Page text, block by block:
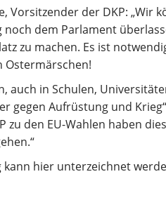
Vorsitzender der DKP: „Wir
dem Parlament
zu machen. Es ist
Ostermärschen!
auch in Schulen,
gegen Aufrüstung und
zu den EU-Wahlen haben
hier unterzeichnet